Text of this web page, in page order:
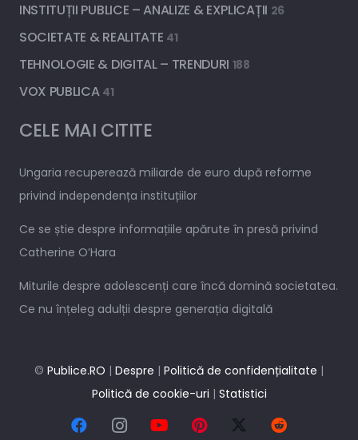
INSTITUȚII PUBLICE – ANALIZE & EXPLICAȚII 26
SOCIETATE & REALITATE 41
TEHNOLOGIE & DIGITAL – TRENDURI 188
VOX PUBLICA 41
CELE MAI CITITE
Ungaria recuperează miliarde de euro după reforme
privind independența instituțiilor
Ce se știe despre informațiile apărute în presă privind
Catherine O’Hara
Miturile despre adolescenți care încă domină societatea.
Ce nu înțeleg adulții despre generația digitală
© Publice.RO | Despre | Politică de confidențialitate |
Politică de cookie-uri | Statistici